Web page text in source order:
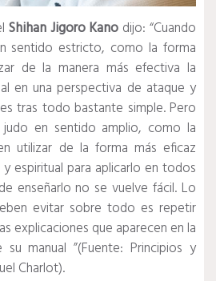
Shihan Jigoro Kano dijo: “Cuando
sentido estricto, como la forma
de la manera más efectiva la
en una perspectiva de ataque y
tras todo bastante simple. Pero
en sentido amplio, como la
utilizar de la forma más eficaz
espiritual para aplicarlo en todos
enseñarlo no se vuelve fácil. Lo
evitar sobre todo es repetir
explicaciones que aparecen en la
manual ”(Fuente: Principios y
Charlot).